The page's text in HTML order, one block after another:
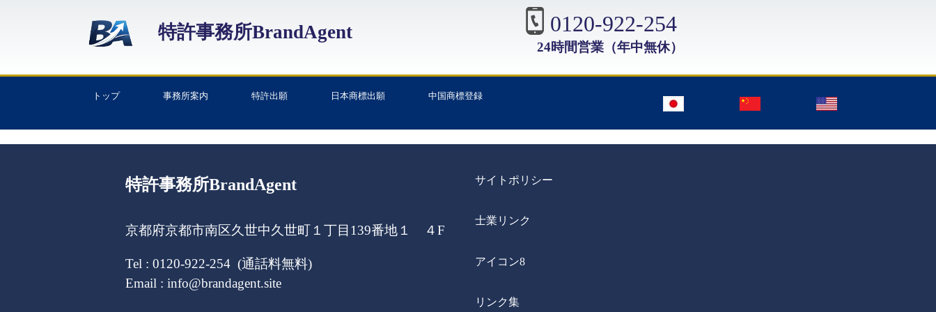
特許事務所BrandAgent 0120-922-254
24時間営業（年中無休）
トップ 事務所案内 特許出願 日本商標出願 中国商標登録
特許事務所BrandAgent
京都府京都市南区久世中久世町１丁目139番地１ ４F
Tel : 0120-922-254 (通話料無料)
Email : info@brandagent.site
サイトポリシー
士業リンク
アイコン8
リンク集